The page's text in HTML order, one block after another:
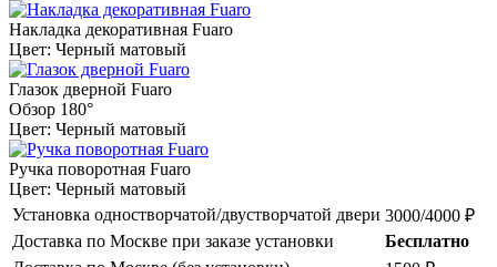
Накладка декоративная Fuaro
Цвет: Черный матовый
Глазок дверной Fuaro
Обзор 180°
Цвет: Черный матовый
Ручка поворотная Fuaro
Цвет: Черный матовый
Установка одностворчатой/двустворчатой двери 3000/4000 ₽
Доставка по Москве при заказе установки
Бесплатно